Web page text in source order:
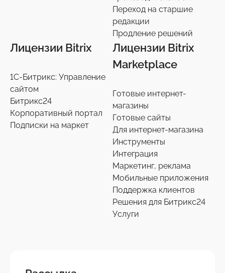
Переход на старшие
редакции
Продление решений
Лицензии Bitrix
1С-Битрикс: Управление
сайтом
Битрикс24
Корпоративный портал
Подписки на маркет
Лицензии Bitrix
Marketplace
Готовые интернет-
магазины
Готовые сайты
Для интернет-магазина
Инструменты
Интеграция
Маркетинг, реклама
Мобильные приложения
Поддержка клиентов
Решения для Битрикс24
Услуги